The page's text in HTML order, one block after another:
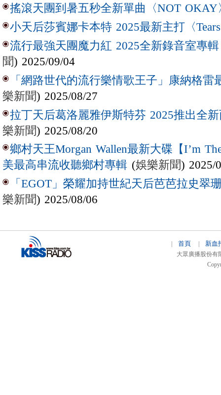
搖滾天團到暑五秒全新單曲〈NOT OKAY
小天后莎賓娜卡本特 2025最新主打〈
流行最強天團魔力紅 2025全新錄音室專
聞) 2025/09/04
「網路世代的流行樂情歌王子」康納格雷
樂新聞) 2025/08/27
拉丁天后葛洛麗雅伊斯特芬 2025推出全新
樂新聞) 2025/08/20
鄉村天王Morgan Wallen最新大碟【I’m
美最高串流收聽鄉村專輯 (娛樂新聞) 2025/
「EGOT」榮耀加持世紀天后芭芭拉史翠
樂新聞) 2025/08/06
首頁 新血
大眾廣播股份有